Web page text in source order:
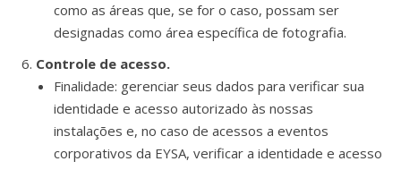
como as áreas que, se for o caso, possam ser
designadas como área específica de fotografia.
Controle de acesso.
Finalidade: gerenciar seus dados para verificar sua
identidade e acesso autorizado às nossas
instalações e, no caso de acessos a eventos
corporativos da EYSA, verificar a identidade e acesso